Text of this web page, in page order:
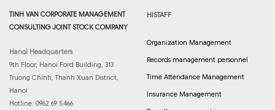
TINH VAN CORPORATE MANAGEMENT
CONSULTING JOINT STOCK COMPANY
Hanoi Headquarters
9th Floor, Hanoi Ford Building, 313
Truong Chinh, Thanh Xuan District,
Hanoi
Hotline: 0962 69 5466
HISTAFF
Organization Management
Records management personnel
Time Attendance Management
Insurance Management